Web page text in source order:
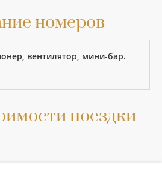
номеров
вентилятор, мини-бар.
поездки